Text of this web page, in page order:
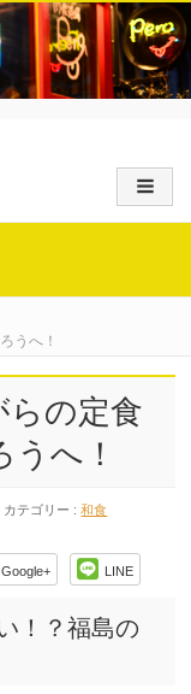
うへ！
の定食
へ！
カテゴリー :和食
Google+ LINE
！？福島の